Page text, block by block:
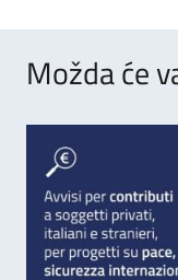
Možda će